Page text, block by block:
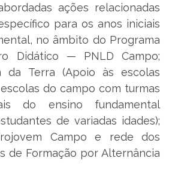
ações relacionadas
para os anos iniciais
no âmbito do Programa
Didático — PNLD Campo;
da Terra (Apoio às escolas
do campo com turmas
do ensino fundamental
de variadas idades);
Campo e rede dos
de Formação por Alternância